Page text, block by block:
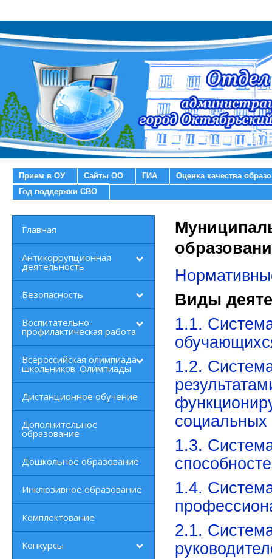
Прием в ОУ Сайты ОО ГИА
Оценка качества
Год поддержки СВО
Главная
Антикоррупционная
деятельность
Безопасность
Воспитательно-
профилактическая работа
Всероссийская олимпиада
школьников. Олимпиады
Дистанционное обучение
Дополнительное
образование
Дошкольное образование
Инклюзивное образование
Комплектование
Конкурсы
Виды
1.1.
1.2.
социальных
1.3.
1.4.
2.1.